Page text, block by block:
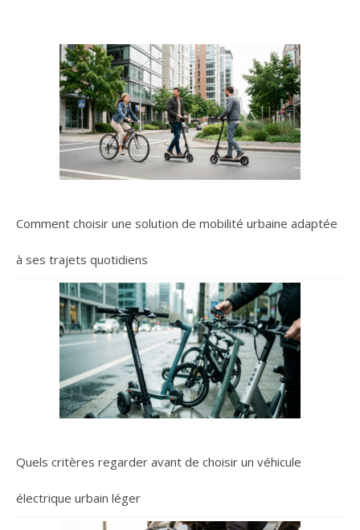
Comment choisir une solution de mobilité urbaine adaptée
à ses trajets quotidiens
Quels critères regarder avant de choisir un véhicule
électrique urbain léger